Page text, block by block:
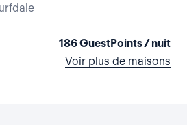
186 GuestPoints / nuit
Voir plus de maisons